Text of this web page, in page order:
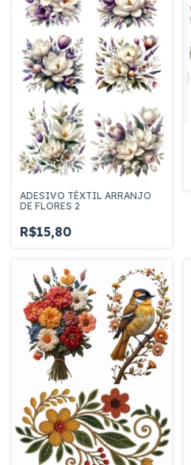
ADESIVO TÊXTIL ARRANJO
DE FLORES 2
R$15,80